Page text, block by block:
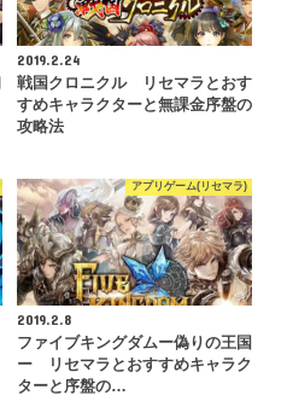
2019.2.24
戦国クロニクル リセマラとおす
すめキャラクターと無課金序盤の
攻略法
アプリゲーム(リセマラ)
2019.2.8
ファイブキングダムー偽りの王国
ー リセマラとおすすめキャラク
ターと序盤の…